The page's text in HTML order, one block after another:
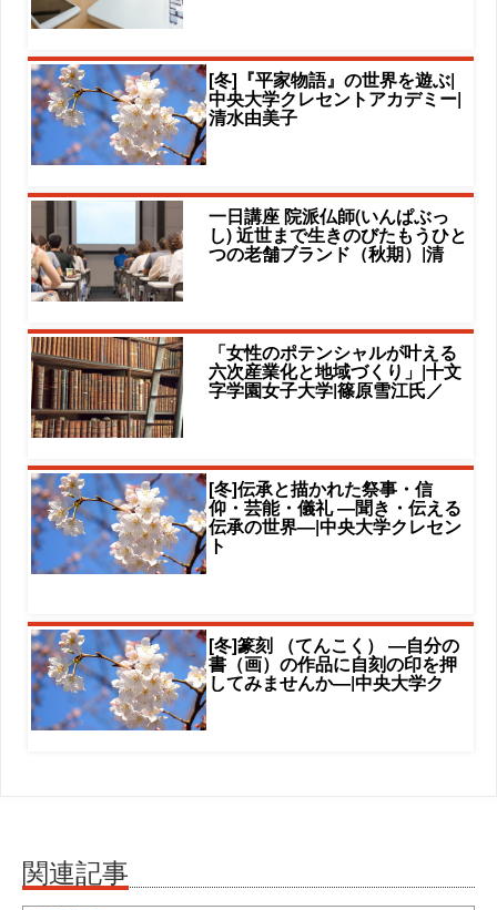
[冬]『平家物語』の世界を遊ぶ|
中央大学クレセントアカデミー|
清水由美子
一日講座 院派仏師(いんぱぶっ
し) 近世まで生きのびたもうひと
つの老舗ブランド（秋期）|清
「女性のポテンシャルが叶える
六次産業化と地域づくり」|十文
字学園女子大学|篠原雪江氏／
[冬]伝承と描かれた祭事・信
仰・芸能・儀礼 ―聞き・伝える
伝承の世界―|中央大学クレセン
ト
[冬]篆刻 （てんこく） ―自分の
書（画）の作品に自刻の印を押
してみませんか―|中央大学ク
関連記事